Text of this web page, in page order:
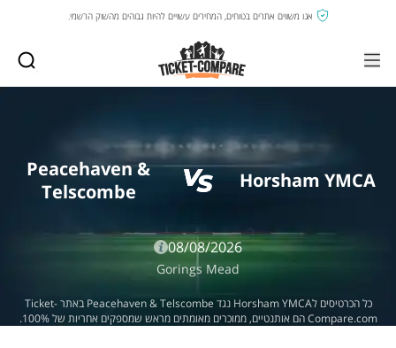
אנו משווים אתרים בטוחים, המחירים עשויים להיות גבוהים מהשוק הרשמי.
Horsham YMCA
Peacehaven &
Telscombe
08/08/2026
Gorings Mead
כל הכרטיסים לHorsham YMCA נגד Peacehaven & Telscombe באתר Ticket-
Compare.com הם אותנטיים, ממוכרים מאומתים מראש שמספקים אחריות של 100%.